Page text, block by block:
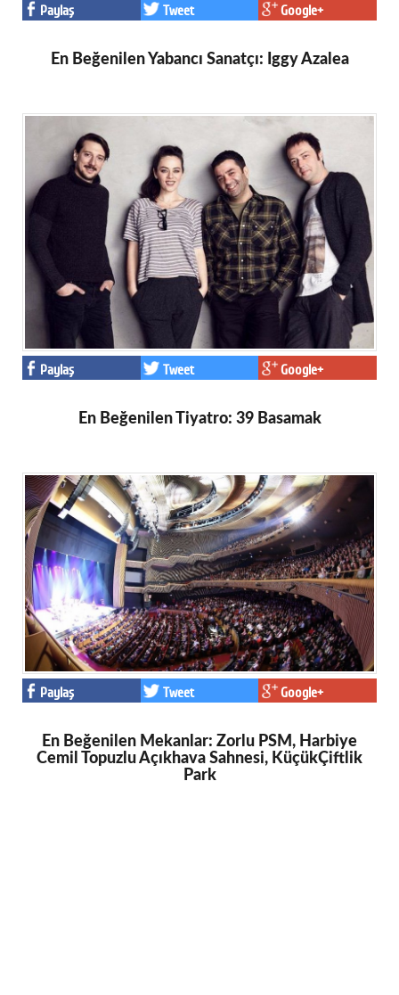
Paylaş Tweet Google+
En Beğenilen Yabancı Sanatçı: Iggy Azalea
Paylaş Tweet Google+
En Beğenilen Tiyatro: 39 Basamak
Paylaş Tweet Google+
En Beğenilen Mekanlar: Zorlu PSM, Harbiye
Cemil Topuzlu Açıkhava Sahnesi, KüçükÇiftlik
Park